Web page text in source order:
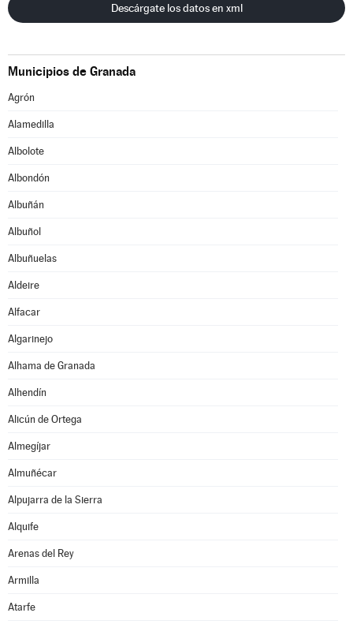
Descárgate los datos en xml
Municipios de Granada
Agrón
Alamedilla
Albolote
Albondón
Albuñán
Albuñol
Albuñuelas
Aldeire
Alfacar
Algarinejo
Alhama de Granada
Alhendín
Alicún de Ortega
Almegíjar
Almuñécar
Alpujarra de la Sierra
Alquife
Arenas del Rey
Armilla
Atarfe